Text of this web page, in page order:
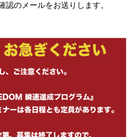
認のメールをお送りします。